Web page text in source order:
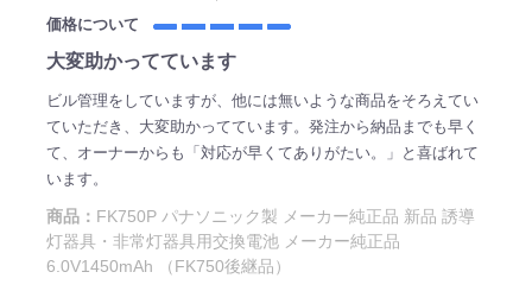
価格について
大変助かってています
ビル管理をしていますが、他には無いような商品をそろえてい
ていただき、大変助かってています。発注から納品までも早く
て、オーナーからも「対応が早くてありがたい。」と喜ばれて
います。
商品： FK750P パナソニック製 メーカー純正品 新品 誘導
灯器具・非常灯器具用交換電池 メーカー純正品
6.0V1450mAh （FK750後継品）